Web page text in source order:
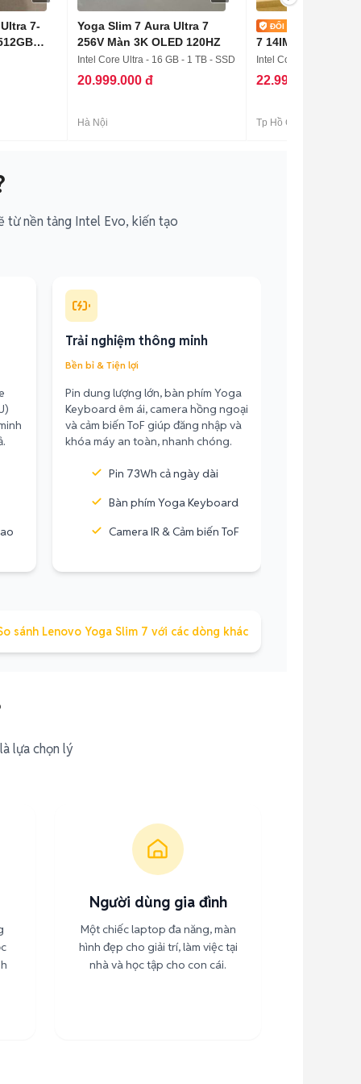
7-
Yoga Slim 7 Aura Ultra 7
256V Màn 3K OLED 120HZ
Intel Core Ultra - 16 GB - 1 TB - SSD
20.999.000 đ
Hà Nội
7 14IMH9 Ultra 7-
32GB/OLED
Intel Core Ultra - 32 GB
22.990.000 đ
Tp Hồ Chí Minh
từ nền tảng Intel Evo, kiến tạo
Trải nghiệm thông minh
Bền bỉ & Tiện lợi
Pin dung lượng lớn, bàn phím Yoga
Keyboard êm ái, camera hồng ngoại
và cảm biến ToF giúp đăng nhập và
khóa máy an toàn, nhanh chóng.
Pin 73Wh cả ngày dài
Bàn phím Yoga Keyboard
Camera IR & Cảm biến ToF
sánh Lenovo Yoga Slim 7 với các dòng khác
lựa chọn lý
Người dùng gia đình
Một chiếc laptop đa năng, màn
hình đẹp cho giải trí, làm việc tại
nhà và học tập cho con cái.